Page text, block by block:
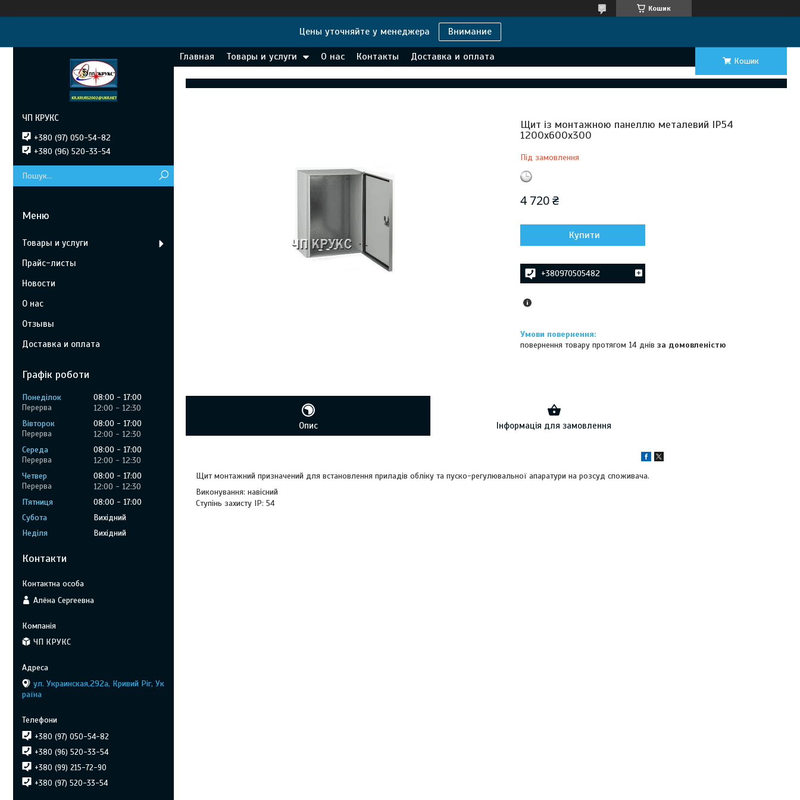
Кошик
Цены уточняйте у менеджера Внимание
Главная Товары и услуги О нас Контакты Доставка и оплата Кошик
Щит із монтажною панеллю металевий IP54
1200x600x300
Під замовлення
4 720 ₴
Купити
+380970505482
повернення товару протягом 14 днівза домовленістю
Опис Інформація для замовлення
Щит монтажний призначений для встановлення приладів обліку та пуско-регулювальної апаратури на розсуд споживача.
Виконування: навісний
Ступінь захисту IP: 54
ЧП КРУКС
+380 (97) 050-54-82
+380 (96) 520-33-54
Товары и услуги
Прайс-листы
Новости
О нас
Отзывы
Доставка и оплата
Графік роботи
Понеділок 08:00
17:00
12:00
12:30
Вівторок
08:00
17:00
12:00
12:30
Середа
08:00
17:00
12:00
12:30
Четвер
08:00
17:00
12:00
12:30
Пʼятниця
08:00
17:00
Субота
Вихідний
Неділя
Вихідний
Контакти
Алёна Сергеевна
ЧП КРУКС
ул. Украинская,292а, Кривий Ріг, Ук
раїна
+380 (97) 050-54-82
+380 (96) 520-33-54
+380 (99) 215-72-90
+380 (97) 520-33-54